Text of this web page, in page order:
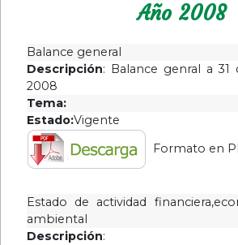
2019
2020
Año
2018
Año
Año
2016
Año 2008
Balance general
Descripción: Balance genral a
2008
Tema:
Estado:Vigente
Formato en
Estado de actividad
ambiental
Descripción: